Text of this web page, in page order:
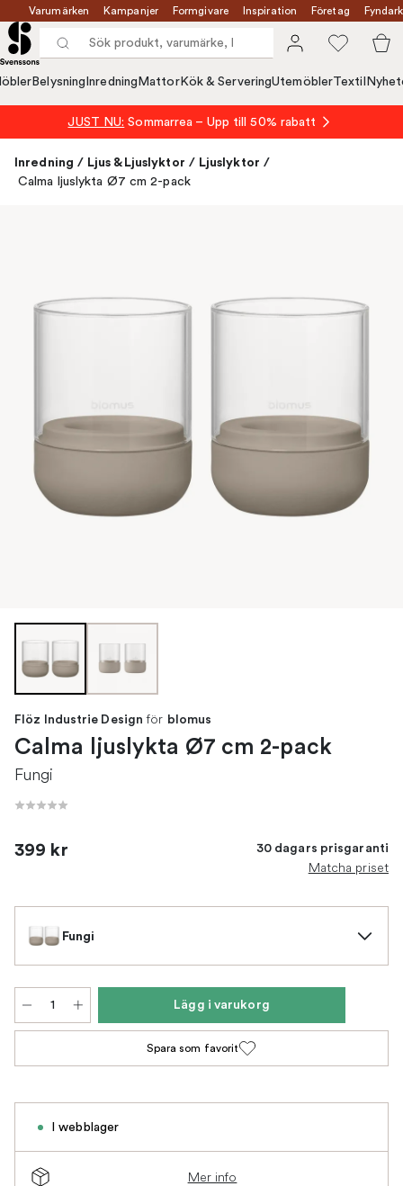
Varumärken Kampanjer Formgivare Inspiration Företag
Belysning Inredning MattorKök & ServeringUtemöblerTextil
JUST NU: Sommarrea – Upp till 50% rabatt
Inredning / Ljus & Ljuslyktor / Ljuslyktor /
Calma ljuslykta Ø7 cm 2-pack
Flöz Industrie Design för blomus
Calma ljuslykta Ø7 cm 2-pack
Fungi
399 kr 30 dagars prisgaranti
Matcha priset
Fungi
Lägg i varukorg
Spara som favorit
I webblager
Mer info